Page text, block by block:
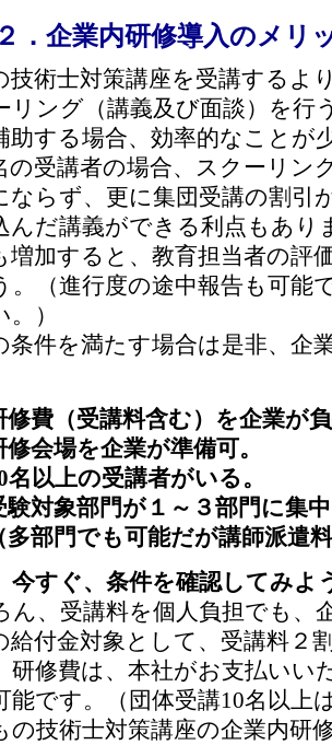
．企業内研修導入のメリ
技術士対策講座を受講するよ
リング（講義及び面談）を行
助する場合、効率的なことが
の受講者の場合、スクーリン
ならず、更に集団受講の割引
んだ講義ができる利点もあり
増加すると、教育担当者の評
。（進行度の途中報告も可能
）
条件を満たす場合は是非、企
修費（受講料含む）を企業が
修会場を企業が準備可。
名以上の受講者がいる。
験対象部門が１～３部門に集
多部門でも可能だが講師派遣
今すぐ、条件を確認してみよ
ん、受講料を個人負担でも、
給付金対象として、受講料２
研修費は、本社がお支払いい
能です。（団体受講10名以上
の技術士対策講座の企業内研